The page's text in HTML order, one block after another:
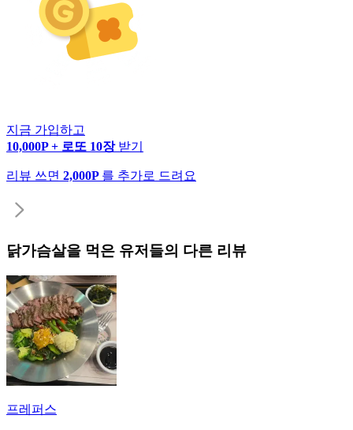
지금 가입하고
10,000P + 로또 10장 받기
리뷰 쓰면 2,000P 를 추가로 드려요
닭가슴살을 먹은 유저들의 다른 리뷰
프레퍼스